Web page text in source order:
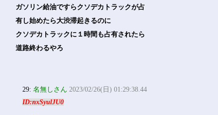
ガソリン給油ですらクソデカトラックが占
有し始めたら大渋滞起きるのに
クソデカトラックに１時間も占有されたら
道路終わるやろ
29:名無しさん 2023/02/26(日) 01:29:38.44
ID:nxSyulJU0